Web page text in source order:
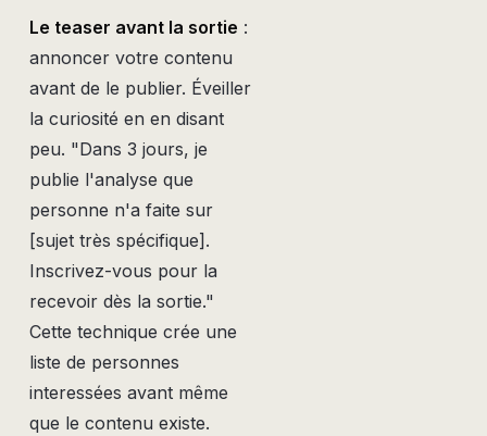
Le teaser avant la sortie :
annoncer votre contenu
avant de le publier. Éveiller
la curiosité en en disant
peu. "Dans 3 jours, je
publie l'analyse que
personne n'a faite sur
[sujet très spécifique].
Inscrivez-vous pour la
recevoir dès la sortie."
Cette technique crée une
liste de personnes
interessées avant même
que le contenu existe.